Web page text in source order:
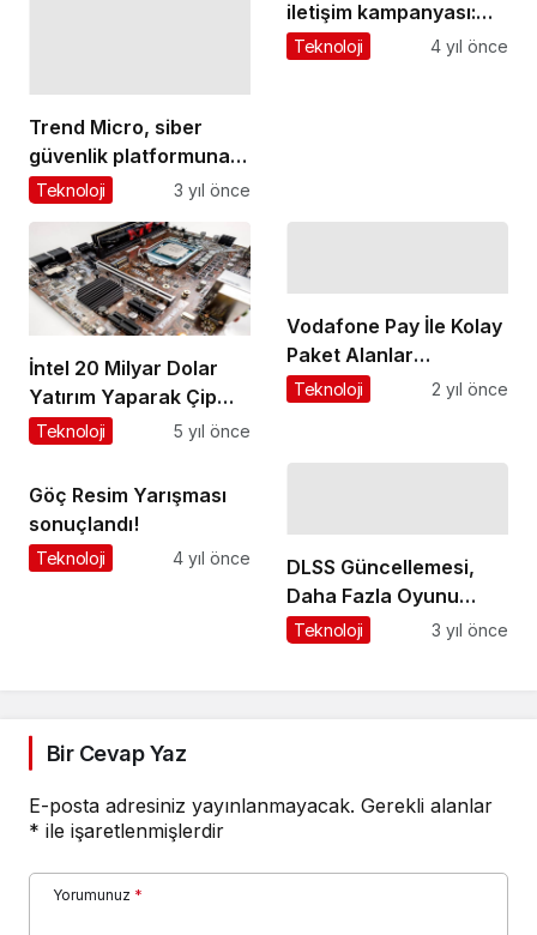
Trend Micro, siber
güvenlik platformuna
uç noktalar, sunucular
optimize edilmiş
güvenlik ekliyor
Teknoloji 3 yıl önce
iletişim kampanyası:
“MediaMarkt’la Tam
Teknoloji 4 yıl önce
İntel 20 Milyar Dolar
Yatırım Yaparak Çip
Fabrikası Kuruyor
Teknoloji 5 yıl önce
Vodafone Pay İle Kolay
Paket Alanlar
Kazanıyor
Teknoloji 2 yıl önce
Göç Resim Yarışması
sonuçlandı!
Teknoloji 4 yıl önce
DLSS Güncellemesi,
Daha Fazla Oyunu
Kapsıyor
Teknoloji 3 yıl önce
Bir Cevap Yaz
E-posta adresiniz yayınlanmayacak. Gerekli alanlar
* ile işaretlenmişlerdir
Yorumunuz *